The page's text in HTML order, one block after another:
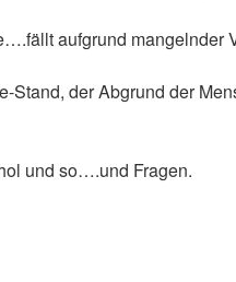
aufgrund mangelnder
Stand, der Abgrund der
und so….und Fragen.